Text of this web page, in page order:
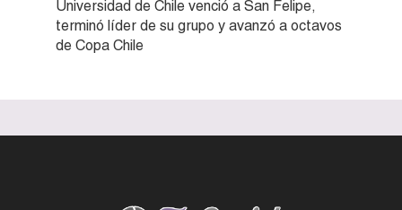
Universidad de Chile venció a San Felipe,
terminó líder de su grupo y avanzó a octavos
de Copa Chile